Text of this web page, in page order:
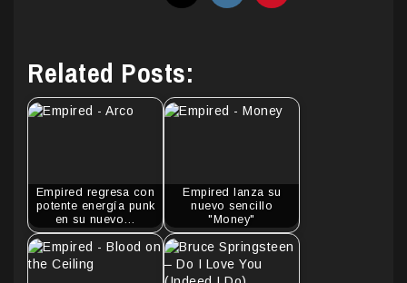
Related Posts:
Empired regresa con
potente energía punk
en su nuevo…
Empired lanza su
nuevo sencillo
"Money"